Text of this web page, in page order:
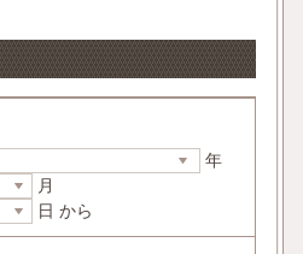
年
月
日 から